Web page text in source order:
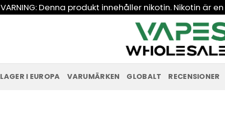
VARNING: Denna produkt innehåller nikotin. Nikotin är
LAGER I EUROPA VARUMÄRKEN GLOBALT RECENSIONER